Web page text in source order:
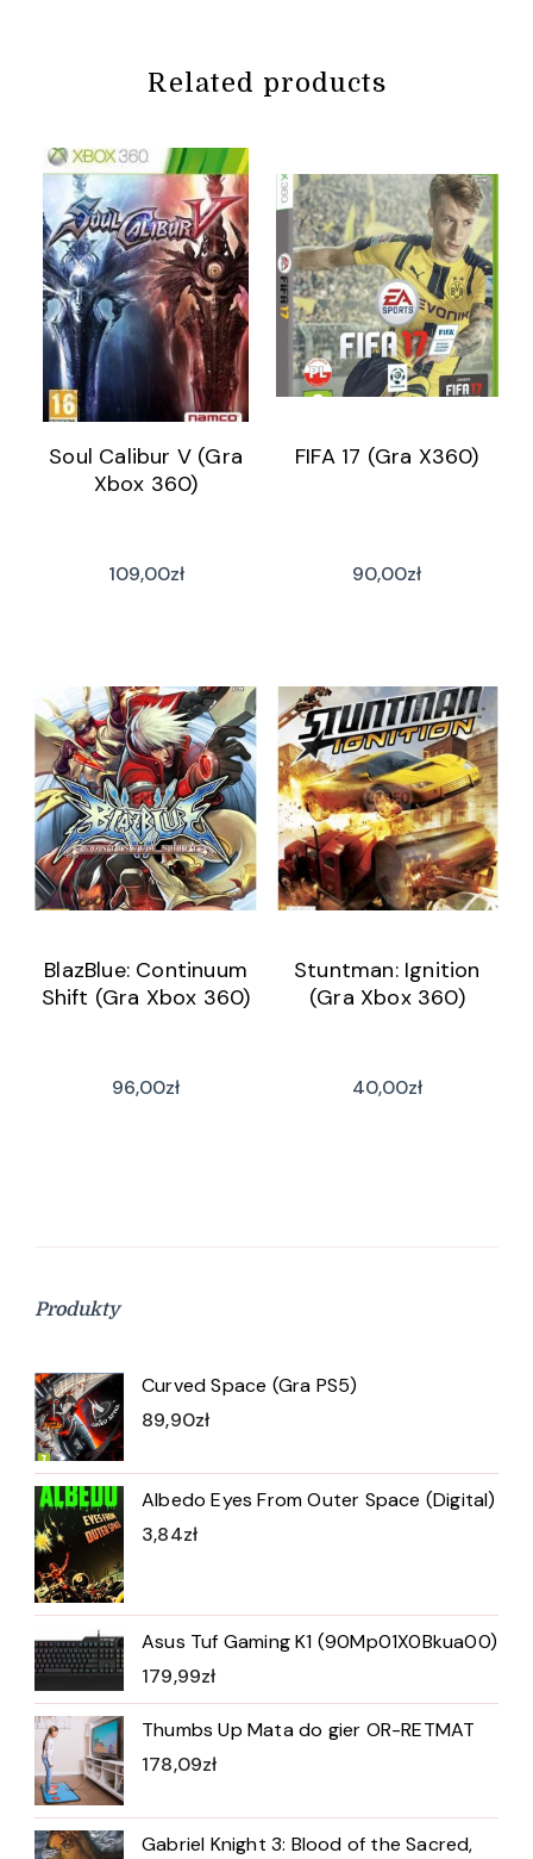
Related products
Soul Calibur V (Gra
Xbox 360)
109,00zł
FIFA 17 (Gra X360)
90,00zł
BlazBlue: Continuum
Shift (Gra Xbox 360)
96,00zł
Stuntman: Ignition
(Gra Xbox 360)
40,00zł
Produkty
Curved Space (Gra PS5)
89,90zł
Albedo Eyes From Outer Space (Digital)
3,84zł
Asus Tuf Gaming K1 (90Mp01X0Bkua00)
179,99zł
Thumbs Up Mata do gier OR-RETMAT
178,09zł
Gabriel Knight 3: Blood of the Sacred,